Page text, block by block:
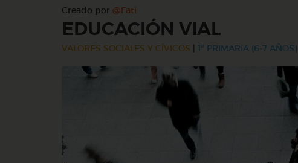
Creado por @Fati
EDUCACIÓN VIAL
VALORES SOCIALES Y CÍVICOS 1º PRIMARIA (6-7 AÑOS)